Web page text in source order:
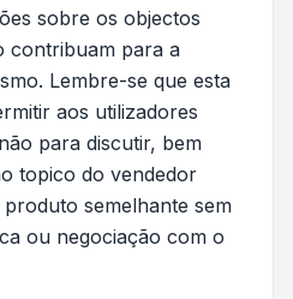
sobre os objectos
contribuam para a
Lembre-se que esta
aos utilizadores
para discutir, bem
topico do vendedor
semelhante sem
ou negociação com o